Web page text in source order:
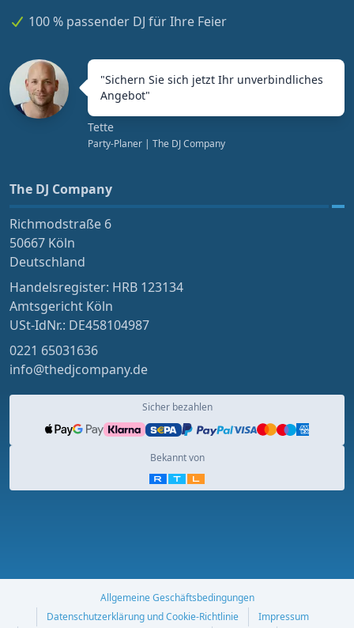
100 % passender DJ für Ihre Feier
"Sichern Sie sich jetzt Ihr unverbindliches
Angebot"
Tette
Party-Planer | The DJ Company
The DJ Company
Richmodstraße 6
50667 Köln
Deutschland
Handelsregister: HRB 123134
Amtsgericht Köln
USt-IdNr.: DE458104987
0221 65031636
info@thedjcompany.de
Sicher bezahlen
Bekannt von
Allgemeine Geschäftsbedingungen
Datenschutzerklärung und Cookie-Richtlinie
Impressum